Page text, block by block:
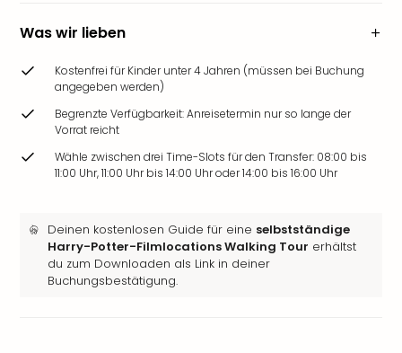
Was wir lieben
Kostenfrei für Kinder unter 4 Jahren (müssen bei Buchung
angegeben werden)
Begrenzte Verfügbarkeit: Anreisetermin nur so lange der
Vorrat reicht
Wähle zwischen drei Time-Slots für den Transfer: 08:00 bis
11:00 Uhr, 11:00 Uhr bis 14:00 Uhr oder 14:00 bis 16:00 Uhr
Deinen kostenlosen Guide für eine selbstständige
Harry-Potter-Filmlocations Walking Tour erhältst
du zum Downloaden als Link in deiner
Buchungsbestätigung.